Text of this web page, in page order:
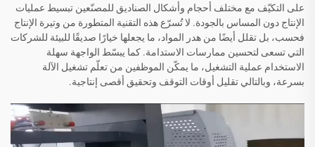
على التكيّف مع مختلف أحجام وأشكال الصناديق للمصنّعين تبسيط عمليات
الإنتاج دون المساس بالجودة. لا تُسرّع هذه التقنية المتطورة من وتيرة الإنتاج
فحسب، بل تقلل أيضًا من هدر المواد، ما يجعلها خيارًا صديقًا للبيئة للشركات
التي تسعى لتحسين ممارسات الاستدامة. كما يبسّط الواجهة سهلة
الاستخدام عملية التشغيل، ما يمكّن الموظفين من تعلّم تشغيل الآلة
بسرعة، وبالتالي تقليل أوقات التوقف وتحقيق أقصى إنتاجية.